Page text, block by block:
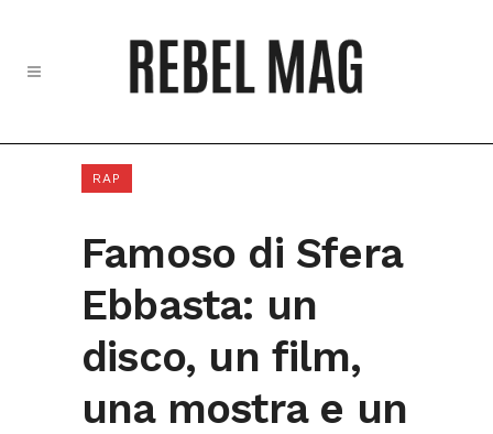
RAP
Famoso di Sfera
Ebbasta: un
disco, un film,
una mostra e un